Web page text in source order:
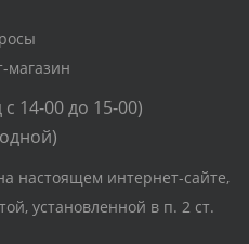
магазин
14-00 до 15-00)
настоящем интернет-сайте,
установленной в п. 2 ст.